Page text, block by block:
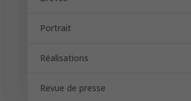
Portrait
Réalisations
Revue de presse